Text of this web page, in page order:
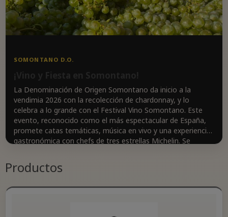
SOMONTANO D.O.
La Denominación de Origen Somontano da inicio a la
vendimia 2026 con la recolección de chardonnay, y lo
celebra a lo grande con el Festival Vino Somontano. Este
evento, reconocido como el más espectacular de España,
promete catas temáticas, música en vivo y una experiencia
gastronómica con chefs de tres estrellas Michelin. Se
aunque un poco menos que en años anteriores. La buena
salud de la uva y el ambiente festivo hacen de este evento
Productos